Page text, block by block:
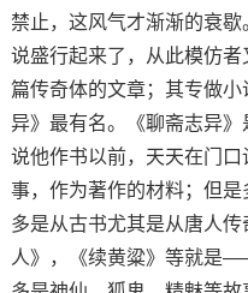
禁止，这风气才渐渐的衰
说盛行起来了，从此模仿
篇传奇体的文章；其专做
异》最有名。《聊斋志异
说他作书以前，天天在门
事，作为著作的材料；但
多是从古书尤其是从唐人
人》，《续黄粱》等就是